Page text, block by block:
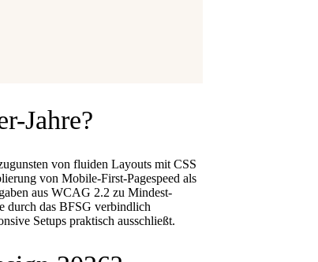
Jahre?
von fluiden Layouts mit CSS
von Mobile-First-Pagespeed als
aus WCAG 2.2 zu Mindest-
durch das BFSG verbindlich
Setups praktisch ausschließt.